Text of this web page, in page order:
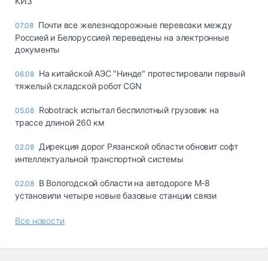
07.08 Почти все железнодорожные перевозки между
Россией и Белоруссией переведены на электронные
документы
06.08 На китайской АЭС "Нинде" протестировали первый
тяжелый складской робот CGN
05.08 Robotrack испытал беспилотный грузовик на
трассе длиной 260 км
02.08 Дирекция дорог Рязанской области обновит софт
интеллектуальной транспортной системы
02.08 В Вологодской области на автодороге М-8
установили четыре новые базовые станции связи
Все новости